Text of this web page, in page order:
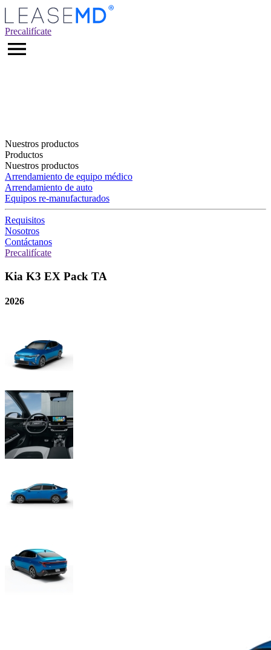
Precalifícate
Nuestros productos
Productos
Nuestros productos
Arrendamiento de equipo médico
Arrendamiento de auto
Equipos re-manufacturados
Requisitos
Nosotros
Contáctanos
Precalifícate
Kia K3 EX Pack TA
2026